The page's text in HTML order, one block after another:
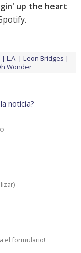
up the heart
.
L.A.
Leon Bridges
Wonder
noticia?
)
el formulario!